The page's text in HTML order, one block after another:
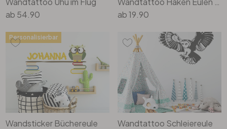
ab 54.90
ab19.90
Wandsticker Büchereule
Personalisierbar
Wandtattoo Schleiereule